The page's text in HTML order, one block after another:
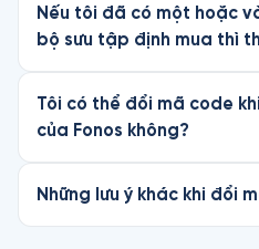
Nếu tôi đã có một hoặc
bộ sưu tập định mua thì
Tôi có thể đổi mã code
của Fonos không?
Những lưu ý khác khi đổi